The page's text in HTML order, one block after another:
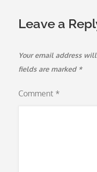
Leave a
Your email address
fields are marked *
Comment *